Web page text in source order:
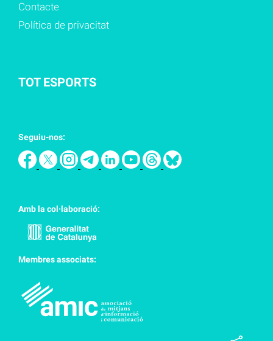
Contacte
Política de privacitat
TOT ESPORTS
Seguiu-nos:
Amb la col·laboració:
Membres associats: